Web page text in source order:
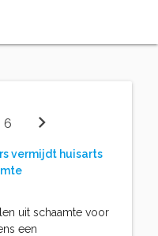
6 chevron_right
vermijdt huisarts
uit schaamte voor
een